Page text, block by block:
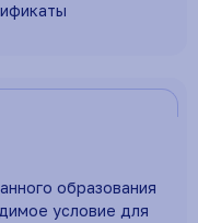
образования
условие для